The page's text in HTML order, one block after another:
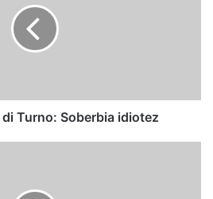
Turno: Soberbia idiotez